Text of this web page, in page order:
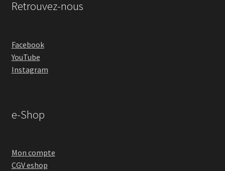
Retrouvez-nous
Facebook
YouTube
Instagram
e-Shop
Mon compte
CGV eshop